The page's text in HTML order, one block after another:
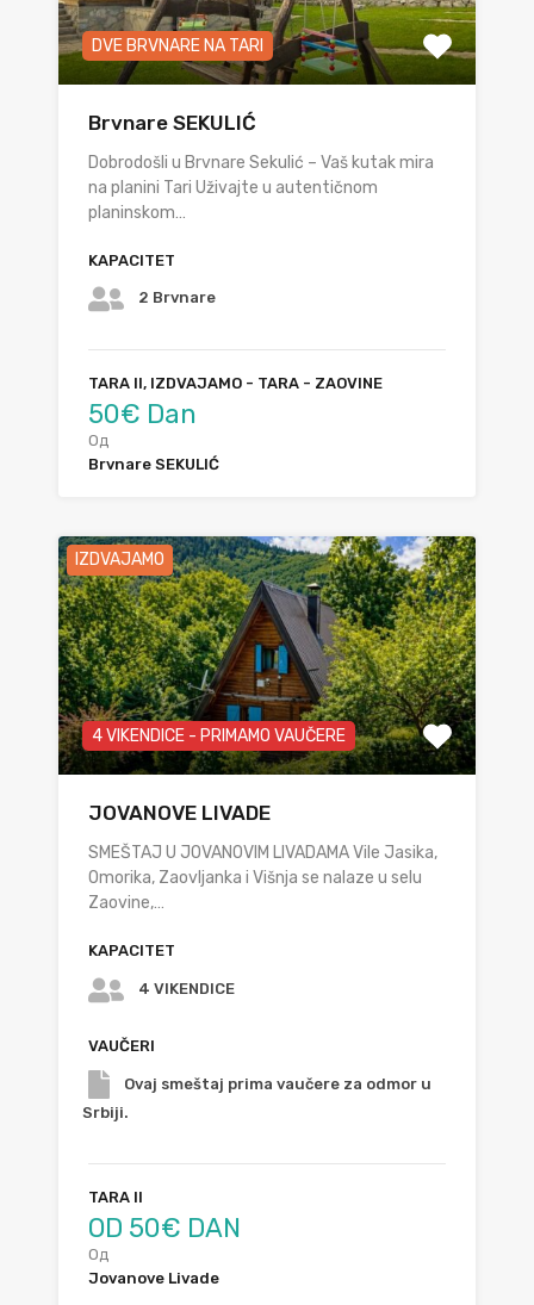
DVE BRVNARE NA TARI
Brvnare SEKULIĆ
Dobrodošli u Brvnare Sekulić – Vaš kutak mira
na planini Tari Uživajte u autentičnom
planinskom…
KAPACITET
2 Brvnare
TARA II, IZDVAJAMO - TARA - ZAOVINE
50€ Dan
Од
Brvnare SEKULIĆ
IZDVAJAMO
4 VIKENDICE - PRIMAMO VAUČERE
JOVANOVE LIVADE
SMEŠTAJ U JOVANOVIM LIVADAMA Vile Jasika,
Omorika, Zaovljanka i Višnja se nalaze u selu
Zaovine,…
KAPACITET
4 VIKENDICE
VAUČERI
Ovaj smeštaj prima vaučere za odmor u
Srbiji.
TARA II
OD 50€ DAN
Од
Jovanove Livade